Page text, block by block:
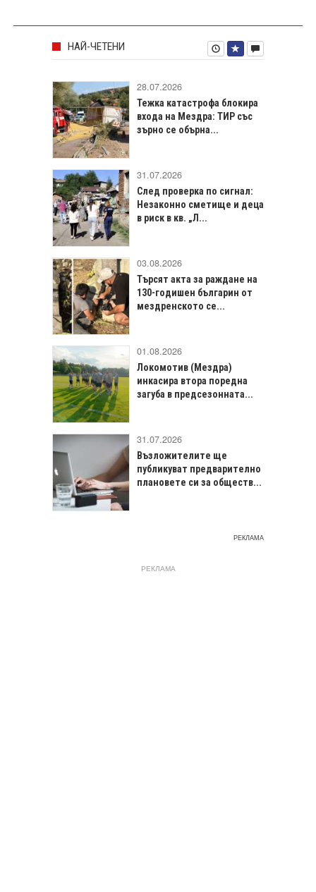
НАЙ-ЧЕТЕНИ
28.07.2026
Тежка катастрофа блокира
входа на Мездра: ТИР със
зърно се обърна...
31.07.2026
След проверка по сигнал:
Незаконно сметище и деца
в риск в кв. „Л...
03.08.2026
Търсят акта за раждане на
130-годишен българин от
мездренското се...
01.08.2026
Локомотив (Мездра)
инкасира втора поредна
загуба в предсезонната...
31.07.2026
Възложителите ще
публикуват предварително
плановете си за обществ...
РЕКЛАМА
РЕКЛАМА